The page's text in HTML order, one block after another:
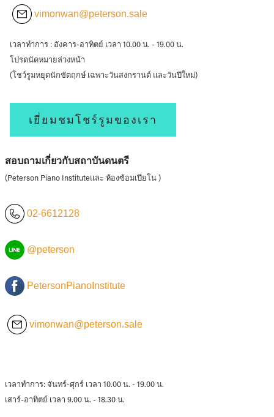
vimonwan@peterson.sale
เวลาทำการ : อังคาร-อาทิตย์ เวลา 10.00 น. - 19.00 น.
โปรดนัดหมายล่วงหน้า
(โชว์รูมหยุดนักขัตฤกษ์ เฉพาะวันสงกรานต์ และวันปีใหม่)
เยี่ยมชมโชร์รูมของเรา
สอบถามเกี่ยวกับสถาบันดนตรี
(Peterson Piano Instituteและ ห้องซ้อมเปียโน )
02-6612128
@peterson
PetersonPianoInstitute
vimonwan@peterson.sale
เวลาทำการ: จันทร์-ศุกร์ เวลา 10.00 น. - 19.00 น.
เสาร์-อาทิตย์ เวลา 9.00 น. - 18.30 น.